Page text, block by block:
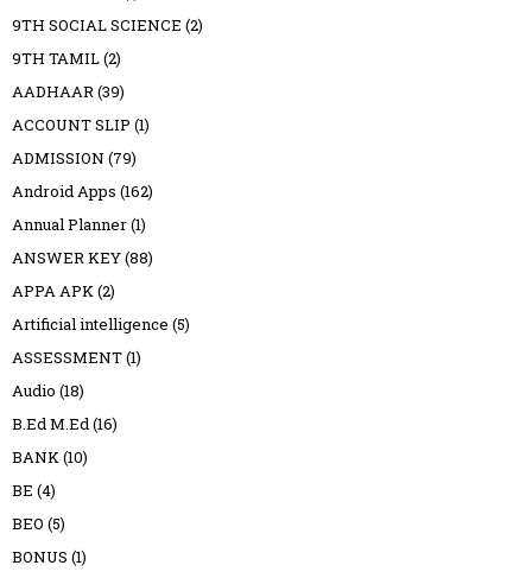
9TH SOCIAL SCIENCE (2)
9TH TAMIL(2)
AADHAAR(39)
ACCOUNT SLIP (1)
ADMISSION (79)
Android Apps (162)
Annual Planner(1)
ANSWER KEY(88)
APPA APK(2)
Artificial intelligence (5)
ASSESSMENT(1)
Audio (18)
B.Ed M.Ed(16)
BANK(10)
BE (4)
BEO (5)
BONUS (1)